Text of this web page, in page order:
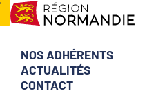
NOS ADHÉRENTS
ACTUALITÉS
CONTACT